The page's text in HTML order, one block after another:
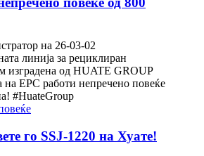
на 26-03-02
линија за рециклиран
изградена од HUATE GROUP
на EPC работи непречено повеќе
#HuateGroup
го SSJ-1220 на Хуате!